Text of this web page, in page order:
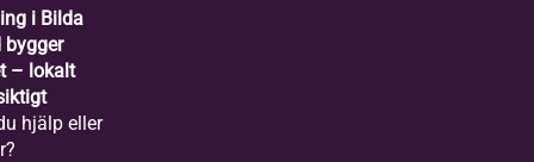
i Bilda
bygger
– lokalt
hjälp eller